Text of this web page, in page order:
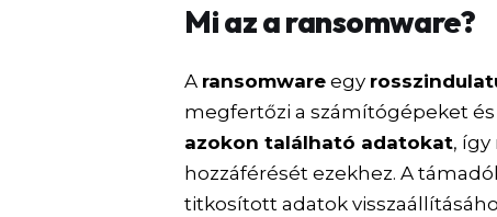
Mi az a ransomware?
A ransomware egy
megfertőzi a számítógépeket
azokon található adatokat,
hozzáférését ezekhez. A
titkosított adatok